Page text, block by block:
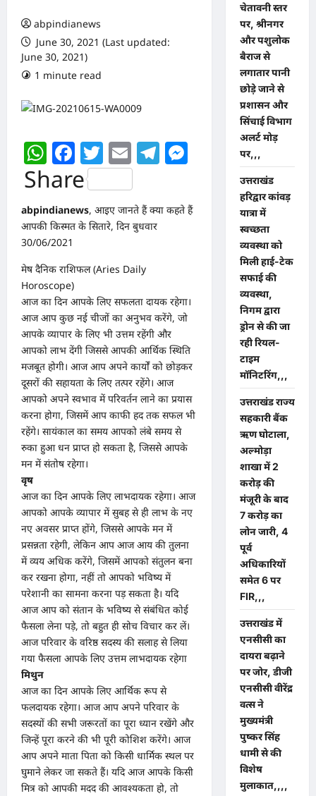
abpindianews
June 30, 2021 (Last updated:
June 30, 2021)
1 minute read
WhatsApp
Facebook
Twitter
EmailTelegram
Messenger
Share
abpindianews, आइए जानते हैं क्या कहते हैं
आपकी किस्मत के सितारे, दिन बुधवार
30/06/2021
मेष दैनिक राशिफल (Aries Daily
Horoscope)
आज का दिन आपके लिए सफलता दायक रहेगा।
आज आप कुछ नई चीजों का अनुभव करेंगे, जो
आपके व्यापार के लिए भी उत्तम रहेंगी और
आपको लाभ देंगी जिससे आपकी आर्थिक स्थिति
मजबूत होगी। आज आप अपने कार्यों को छोड़कर
दूसरों की सहायता के लिए तत्पर रहेंगे। आज
आपको अपने स्वभाव में परिवर्तन लाने का प्रयास
करना होगा, जिसमें आप काफी हद तक सफल भी
रहेंगे। सायंकाल का समय आपको लंबे समय से
रुका हुआ धन प्राप्त हो सकता है, जिससे आपके
मन में संतोष रहेगा।
वृष
आज का दिन आपके लिए लाभदायक रहेगा। आज
आपको आपके व्यापार में सुबह से ही लाभ के नए
नए अवसर प्राप्त होंगे, जिससे आपके मन में
प्रसन्नता रहेगी, लेकिन आप आज आय की तुलना
में व्यय अधिक करेंगे, जिसमें आपको संतुलन बना
कर रखना होगा, नहीं तो आपको भविष्य में
परेशानी का सामना करना पड़ सकता है। यदि
आज आप को संतान के भविष्य से संबंधित कोई
फैसला लेना पड़े, तो बहुत ही सोच विचार कर लें।
आज परिवार के वरिष्ठ सदस्य की सलाह से लिया
गया फैसला आपके लिए उत्तम लाभदायक रहेगा
मिथुन
आज का दिन आपके लिए आर्थिक रूप से
फलदायक रहेगा। आज आप अपने परिवार के
सदस्यों की सभी जरूरतों का पूरा ध्यान रखेंगे और
जिन्हें पूरा करने की भी पूरी कोशिश करेंगे। आज
आप अपने माता पिता को किसी धार्मिक स्थल पर
घुमाने लेकर जा सकते हैं। यदि आज आपके किसी
मित्र को आपकी मदद की आवश्यकता हो, तो
चेतावनी स्तर
पर, श्रीनगर
और पशुलोक
बैराज से
लगातार पानी
छोड़े जाने से
प्रशासन और
सिंचाई विभाग
अलर्ट मोड़
पर,,,
उत्तराखंड
हरिद्वार कांवड़
यात्रा में
स्वच्छता
व्यवस्था को
मिली हाई-टेक
सफाई की
व्यवस्था,
निगम द्वारा
ड्रोन से की जा
रही रियल-
टाइम
मॉनिटरिंग,,,
उत्तराखंड राज्य
सहकारी बैंक
ऋण घोटाला,
अल्मोड़ा
शाखा में 2
करोड़ की
मंजूरी के बाद
7 करोड़ का
लोन जारी, 4
पूर्व
अधिकारियों
समेत 6 पर
FIR,,,
उत्तराखंड में
एनसीसी का
दायरा बढ़ाने
पर जोर, डीजी
एनसीसी वीरेंद्र
वत्स ने
मुख्यमंत्री
पुष्कर सिंह
धामी से की
विशेष
मुलाकात,,,,